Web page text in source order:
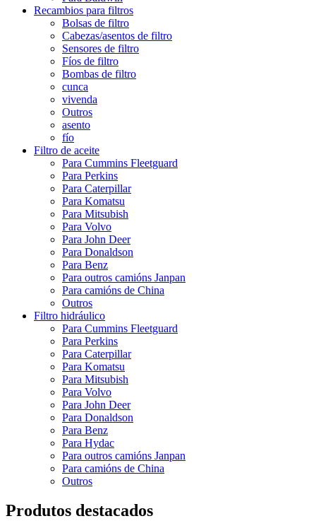
Recambios para filtros
Bolsas de filtro
Cabezas/asentos de filtro
Sensores de filtro
Fíos de filtro
Bombas de filtro
cunca
vivenda
Outros
asento
fío
Filtro de aceite
Para Cummins Fleetguard
Para Perkins
Para Caterpillar
Para Komatsu
Para Mitsubish
Para Volvo
Para John Deer
Para Donaldson
Para Benz
Para outros camións Janpan
Para camións de China
Outros
Filtro hidráulico
Para Cummins Fleetguard
Para Perkins
Para Caterpillar
Para Komatsu
Para Mitsubish
Para Volvo
Para John Deer
Para Donaldson
Para Benz
Para Hydac
Para outros camións Janpan
Para camións de China
Outros
Produtos destacados